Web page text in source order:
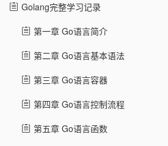
Golang完整学习记录
第一章 Go语言简介
第二章 Go语言基本语法
第三章 Go语言容器
第四章 Go语言控制流程
第五章 Go语言函数